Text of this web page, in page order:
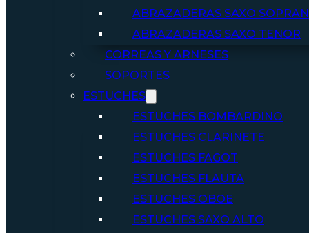
ABRAZADERAS SAXO
ABRAZADERAS SAXO TENOR
CORREAS Y ARNESES
SOPORTES
ESTUCHES
ESTUCHES BOMBARDINO
ESTUCHES CLARINETE
ESTUCHES FAGOT
ESTUCHES FLAUTA
ESTUCHES OBOE
ESTUCHES SAXO ALTO